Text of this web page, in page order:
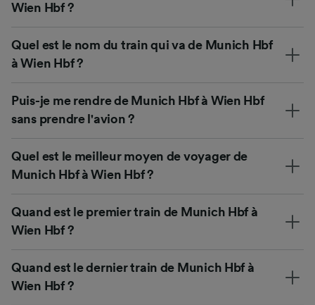
Wien Hbf ?
Quel est le nom du train qui va de Munich Hbf
à Wien Hbf ?
Puis-je me rendre de Munich Hbf à Wien Hbf
sans prendre l'avion ?
Quel est le meilleur moyen de voyager de
Munich Hbf à Wien Hbf ?
Quand est le premier train de Munich Hbf à
Wien Hbf ?
Quand est le dernier train de Munich Hbf à
Wien Hbf ?